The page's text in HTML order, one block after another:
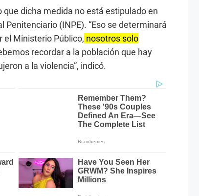
dicha medida no está estipulado en
(INPE). “Eso se determinará
Ministerio Público, nosotros solo
recordar a la población que hay
a la violencia”, indicó.